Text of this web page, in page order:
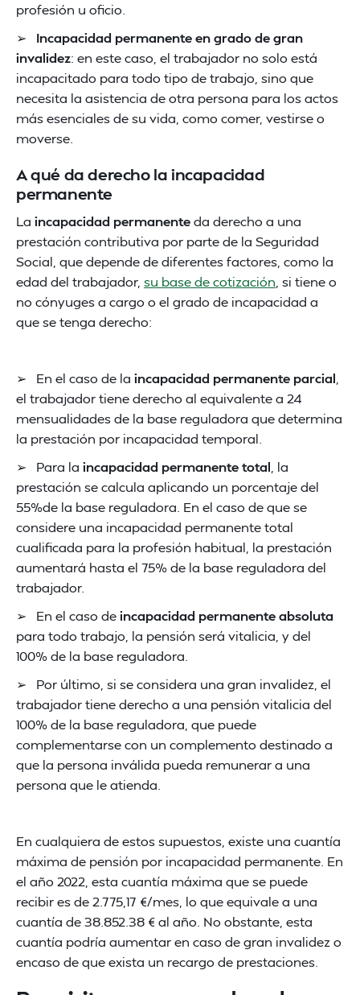
profesión u oficio.
➢ Incapacidad permanente en grado de gran
invalidez: en este caso, el trabajador no solo está
incapacitado para todo tipo de trabajo, sino que
necesita la asistencia de otra persona para los actos
más esenciales de su vida, como comer, vestirse o
moverse.
A qué da derecho la incapacidad
permanente
La incapacidad permanenteda derecho a una
prestación contributiva por parte de la Seguridad
Social, que depende de diferentes factores, como la
edad del trabajador, su base de cotización , si tiene o
no cónyuges a cargo o el grado de incapacidad a
que se tenga derecho:
➢ En el caso de la incapacidad permanente parcial
el trabajador tiene derecho al equivalente a 24
mensualidades de la base reguladora que determina
la prestación por incapacidad temporal.
➢ Para la incapacidad permanente total , la
prestación se calcula aplicando un porcentaje del
55%de la base reguladora. En el caso de que se
considere una incapacidad permanente total
cualificada para la profesión habitual, la prestación
aumentará hasta el 75% de la base reguladora del
trabajador.
➢ En el caso deincapacidad permanente absoluta
para todo trabajo, la pensión será vitalicia, y del
100% de la base reguladora.
➢ Por último, si se considera una gran invalidez, el
trabajador tiene derecho a una pensión vitalicia del
100% de la base reguladora, que puede
complementarse con un complemento destinado a
que la persona inválida pueda remunerar a una
persona que le atienda.
En cualquiera de estos supuestos, existe una cuantía
máxima de pensión por incapacidad permanente. En
el año 2022, esta cuantía máxima que se puede
recibir es de 2.775,17 €/mes, lo que equivale a una
cuantía de 38.852.38 € al año. No obstante, esta
cuantía podría aumentar en caso de gran invalidez o
encaso de que exista un recargo de prestaciones.